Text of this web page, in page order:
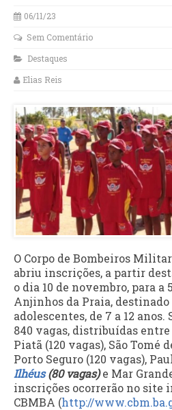
06/11/23
Sem Comentário
Destaques
Elias Reis
O Corpo de Bombeiros
abriu inscrições, a partir
o dia 10 de novembro, para a
Anjinhos da Praia, destinado
adolescentes, de 7 a 12
840 vagas, distribuídas entre
Piatã (120 vagas), São Tomé
Porto Seguro (120 vagas),
Ilhéus(80 vagas)e Mar
inscrições ocorrerão no site
CBMBA (http://